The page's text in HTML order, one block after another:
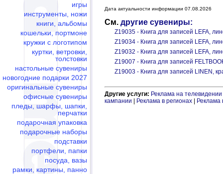
игры
инструменты, ножи
книги, альбомы
кошельки, портмоне
кружки с логотипом
куртки, ветровки,
толстовки
настольные сувениры
новогодние подарки 2027
оригинальные сувениры
офисные сувениры
пледы, шарфы, шапки,
перчатки
подарочная упаковка
подарочные наборы
подставки
портфели, папки
посуда, вазы
рамки, картины, панно
Дата актуальности информации 07.08.2026
См. другие сувениры:
Z19035 - Книга для записей LEFA,
Z19034 - Книга для записей LEFA,
Z19032 - Книга для записей LEFA,
Z19007 - Книга для записей
Z19003 - Книга для записей LINEN,
Другие услуги: Реклама на телевидении
кампании
Реклама в регионах Реклама